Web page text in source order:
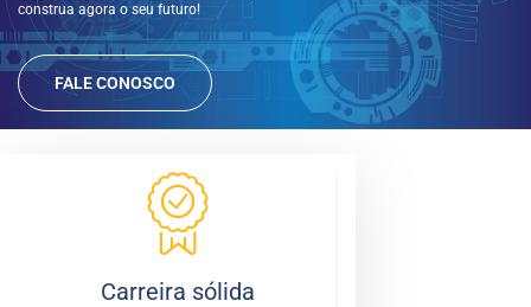
construa agora o seu futuro!
FALE CONOSCO
Carreira sólida